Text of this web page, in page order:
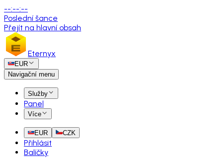
--:--:--
Poslední šance
Přejít na hlavní obsah
Eternyx
EUR
Navigační menu
Služby
Panel
Více
EUR CZK
Přihlásit
Balíčky